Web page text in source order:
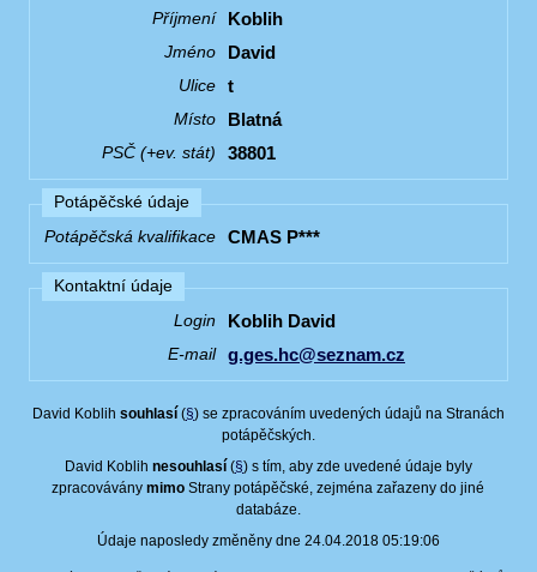
Příjmení
Koblih
Jméno David
Ulice t
Místo Blatná
PSČ (+ev. stát) 38801
Potápěčské údaje
Potápěčská kvalifikace
CMAS P***
Kontaktní údaje
Login
Koblih David
E-mail g.ges.hc@seznam.cz
David Koblih souhlasí(§) se zpracováním uvedených údajů na Stranách
potápěčských.
David Koblih nesouhlasí(§) s tím, aby zde uvedené údaje byly
zpracováványmimo Strany potápěčské, zejména zařazeny do jiné
databáze.
Údaje naposledy změněny dne 24.04.2018 05:19:06